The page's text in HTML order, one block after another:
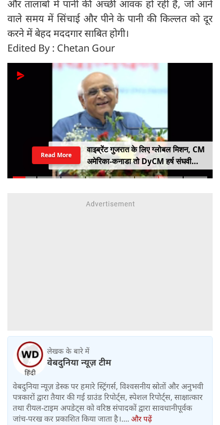
और तालाबों में पानी की अच्छी आवक हो रही है, जो आने
वाले समय में सिंचाई और पीने के पानी की किल्लत को दूर
करने में बेहद मददगार साबित होगी।
Edited By : Chetan Gour
वाइब्रेंट गुजरात के लिए ग्लोबल मिशन, CM
अमेरिका-कनाडा तो DyCM हर्ष संघवी
संभालेंगे जापान-यूरोप का मोर्चा
Read More
लेखक के बारे में
वेबदुनिया न्यूज़ टीम
वेबदुनिया न्यूज़ डेस्क पर हमारे स्ट्रिंगर्स, विश्वसनीय स्रोतों और अनुभवी
पत्रकारों द्वारा तैयार की गई ग्राउंड रिपोर्ट्स, स्पेशल रिपोर्ट्स, साक्षात्कार
तथा रीयल-टाइम अपडेट्स को वरिष्ठ संपादकों द्वारा सावधानीपूर्वक
जांच-परख कर प्रकाशित किया जाता है।.... और पढ़ें